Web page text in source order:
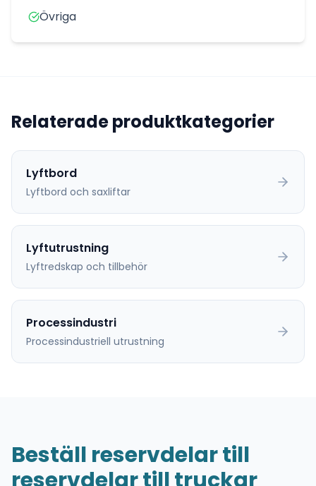
Övriga
Relaterade produktkategorier
Lyftbord
Lyftbord och saxliftar
Lyftutrustning
Lyftredskap och tillbehör
Processindustri
Processindustriell utrustning
Beställ reservdelar till